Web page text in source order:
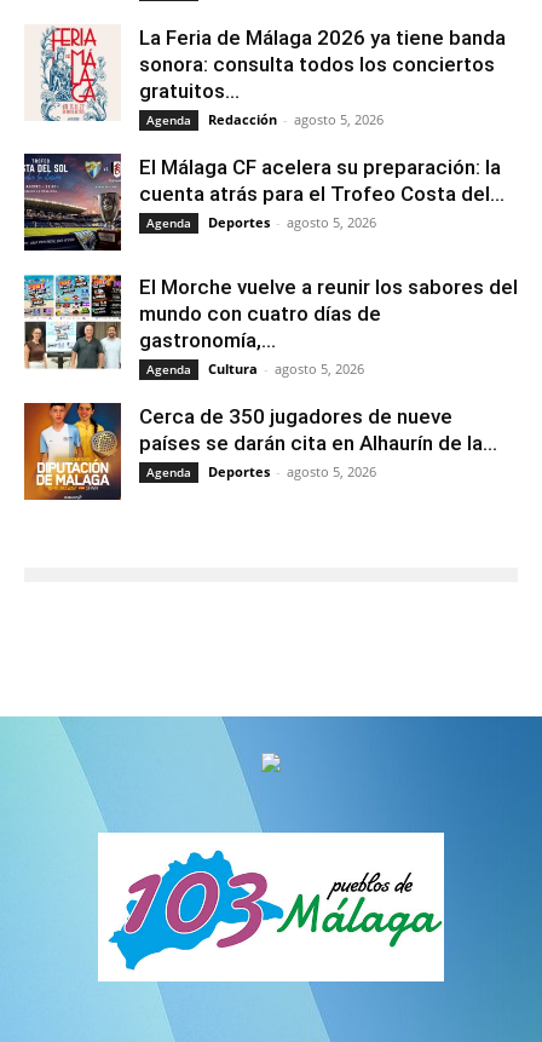
La Feria de Málaga 2026 ya tiene banda
sonora: consulta todos los conciertos
gratuitos...
Agenda Redacción - agosto 5, 2026
El Málaga CF acelera su preparación: la
cuenta atrás para el Trofeo Costa del...
Agenda Deportes - agosto 5, 2026
El Morche vuelve a reunir los sabores del
mundo con cuatro días de
gastronomía,...
Agenda Cultura - agosto 5, 2026
Cerca de 350 jugadores de nueve
países se darán cita en Alhaurín de la...
Agenda Deportes - agosto 5, 2026